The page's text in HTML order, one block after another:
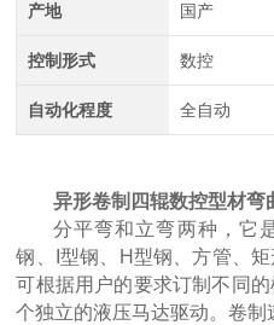
中航重工
产地 国产
控制形式 数控
自动化程度 全自动
异形卷制四辊数控型材弯
分平弯和立弯两种，它
钢、I型钢、H型钢、方管、
可根据用户的要求订制不同
个独立的液压马达驱动。卷制